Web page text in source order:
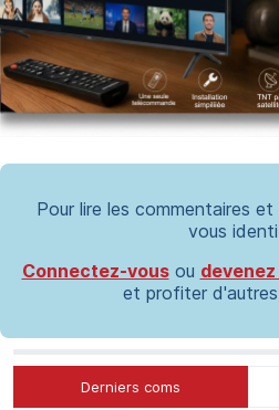
Pour lire les commentaires
vous
Connectez-vousou
et profiter
Derniers coms